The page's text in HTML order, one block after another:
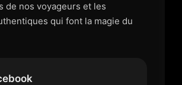
de nos voyageurs et les
qui font la magie du